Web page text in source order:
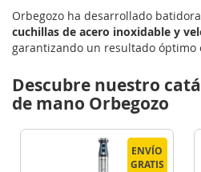
Orbegozo ha desarrollado
cuchillas de acero inoxidable y
garantizando un resultado óptimo
Descubre nuestro
de mano Orbegozo
ENVÍO
GRATIS
ENVÍO
GRATIS